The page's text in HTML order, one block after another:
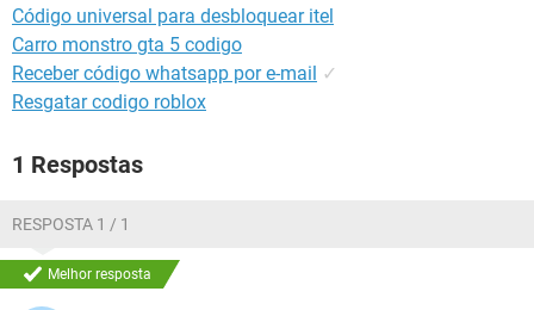
Código universal para desbloquear itel
Carro monstro gta 5 codigo
Receber código whatsapp por e-mail ✓
Resgatar codigo roblox
1 Respostas
RESPOSTA 1 / 1
Melhor resposta